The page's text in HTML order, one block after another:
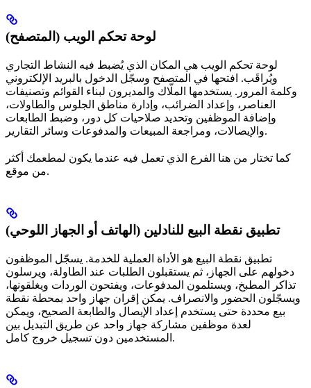
لوحة تحكم الويب (المتصفح)
لوحة تحكم الويب هي المكان الذي يُضبط فيه النشاط التجاري
ويُراقَب. افتحها في المتصفح وسجّل الدخول بالبريد الإلكتروني
وكلمة المرور. يستخدمها الملّاك والمديرون لبناء القوائم وتصنيفات
العناصر، وإعداد الضرائب، وإدارة مناطق الجلوس والطاولات،
وإضافة الموظفين وتحديد صلاحيات كل دور، وضبط الطابعات
والإيصالات، ومراجعة المبيعات والمدفوعات وسائر التقارير.
كما تختار من هنا الفرع الذي تعمل فيه عندما يكون لمطعمك أكثر
من موقع.
تطبيق نقطة البيع للنادلين (الهاتف أو الجهاز اللوحي)
تطبيق نقطة البيع هو الأداة العملية للخدمة. يسجّل الموظفون
دخولهم على الجهاز، ثم يستقبلون الطلبات عند الطاولة، ويرسلون
تذاكر المطبخ، ويستلمون المدفوعات، ويفتحون الوردات ويغلقونها،
ويسجّلون الحضور والانصراف. يمكن إقران جهاز واحد بمحطة نقطة
بيع محددة حتى يستخدم إعداد الإيصال والطابعة الصحيح، ويمكن
لعدة موظفين مشاركة جهاز واحد عن طريق التبديل بين
المستخدمين دون تسجيل خروج كامل.